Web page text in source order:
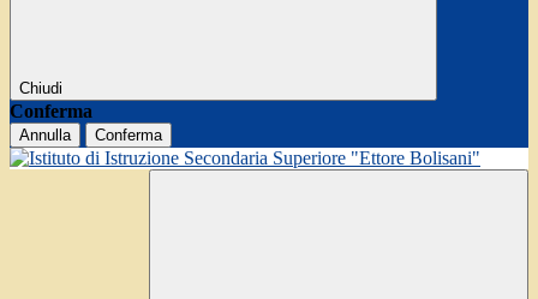
Chiudi
Conferma
Annulla Conferma